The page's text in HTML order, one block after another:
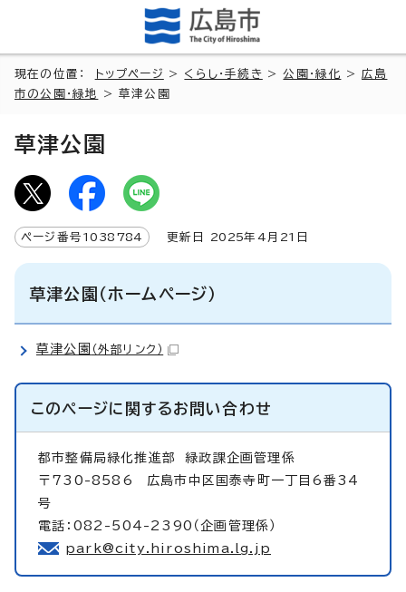
現在の位置： トップページ > くらし・手続き >公園・緑化 >広島
市の公園・緑地
> 草津公園
草津公園
ページ番号 1038784 更新日 2025年4月 21 日
草津公園（ホームページ）
草津公園 （外部リンク）
このページに関するお問い合わせ
都市整備局緑化推進部緑政課企画管理係
〒730-8586 広島市中区国泰寺町一丁目6番34
号
電話：082-504-2390（企画管理係）
park@city.hiroshima.lg.jp